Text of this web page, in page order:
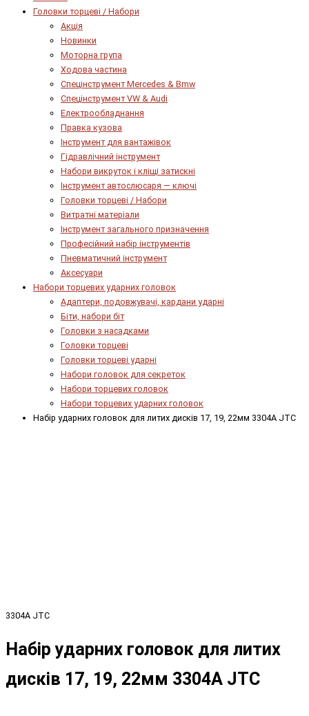
Головки торцеві / Набори
Акція
Новинки
Моторна група
Ходова частина
Спецінструмент Mercedes & Bmw
Спецінструмент VW & Audi
Електрообладнання
Правка кузова
Інструмент для вантажівок
Гідравлічний інструмент
Набори викруток і кліщі затискні
Інструмент автослюсаря — ключі
Головки торцеві / Набори
Витратні матеріали
Інструмент загального призначення
Професійний набір інструментів
Пневматичний інструмент
Аксесуари
Набори торцевих ударних головок
Адаптери, подовжувачі, кардани ударні
Біти, набори біт
Головки з насадками
Головки торцеві
Головки торцеві ударні
Набори головок для секреток
Набори торцевих головок
Набори торцевих ударних головок
Набір ударних головок для литих дисків 17, 19, 22мм 3304A JTC
3304A JTC
Набір ударних головок для литих
дисків 17, 19, 22мм 3304A JTC